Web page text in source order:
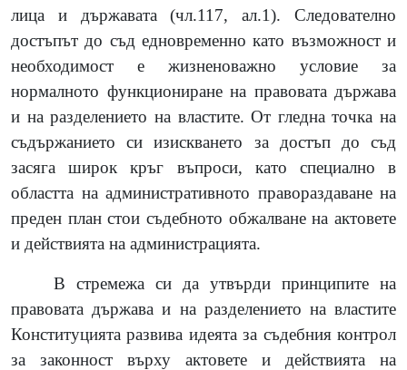
лица и държавата (чл.117, ал.1). Следователно
достъпът до съд едновременно като възможност и
необходимост е жизненоважно условие за
нормалното функциониране на правовата държава
и на разделението на властите. От гледна точка на
съдържанието си изискването за достъп до съд
засяга широк кръг въпроси, като специално в
областта на административното правораздаване на
преден план стои съдебното обжалване на актовете
и действията на администрацията.
В стремежа си да утвърди принципите на
правовата държава и на разделението на властите
Конституцията развива идеята за съдебния контрол
за законност върху актовете и действията на